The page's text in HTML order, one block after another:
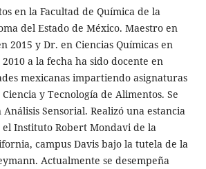
en la Facultad de Química de la
del Estado de México. Maestro en
2015 y Dr. en Ciencias Químicas en
a la fecha ha sido docente en
mexicanas impartiendo asignaturas
y Tecnología de Alimentos. Se
Sensorial. Realizó una estancia
Instituto Robert Mondavi de la
campus Davis bajo la tutela de la
Actualmente se desempeña